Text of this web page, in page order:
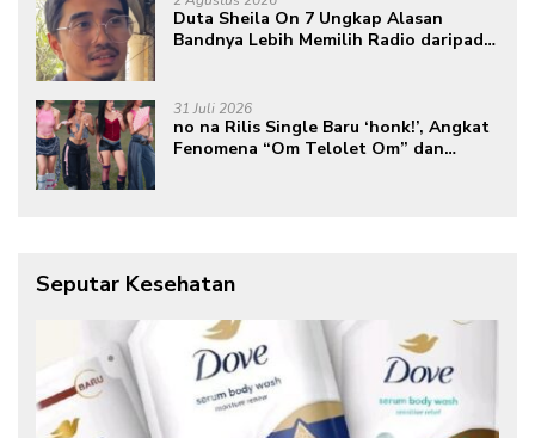
Duta Sheila On 7 Ungkap Alasan
Bandnya Lebih Memilih Radio daripada
31 Juli 2026
no na Rilis Single Baru ‘honk!’, Angkat
Fenomena “Om Telolet Om” dan
Seputar Kesehatan